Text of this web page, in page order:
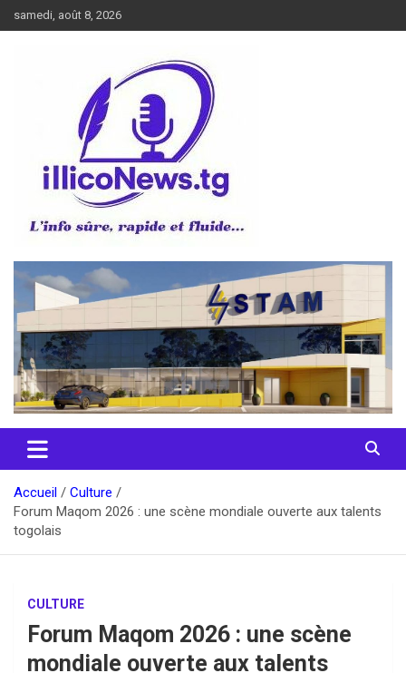
au
samedi, août 8, 2026
illiconews
Accueil
Culture
Forum Maqom 2026 : une scène mondiale ouverte aux talents
togolais
CULTURE
Forum Maqom 2026 : une scène
mondiale ouverte aux talents